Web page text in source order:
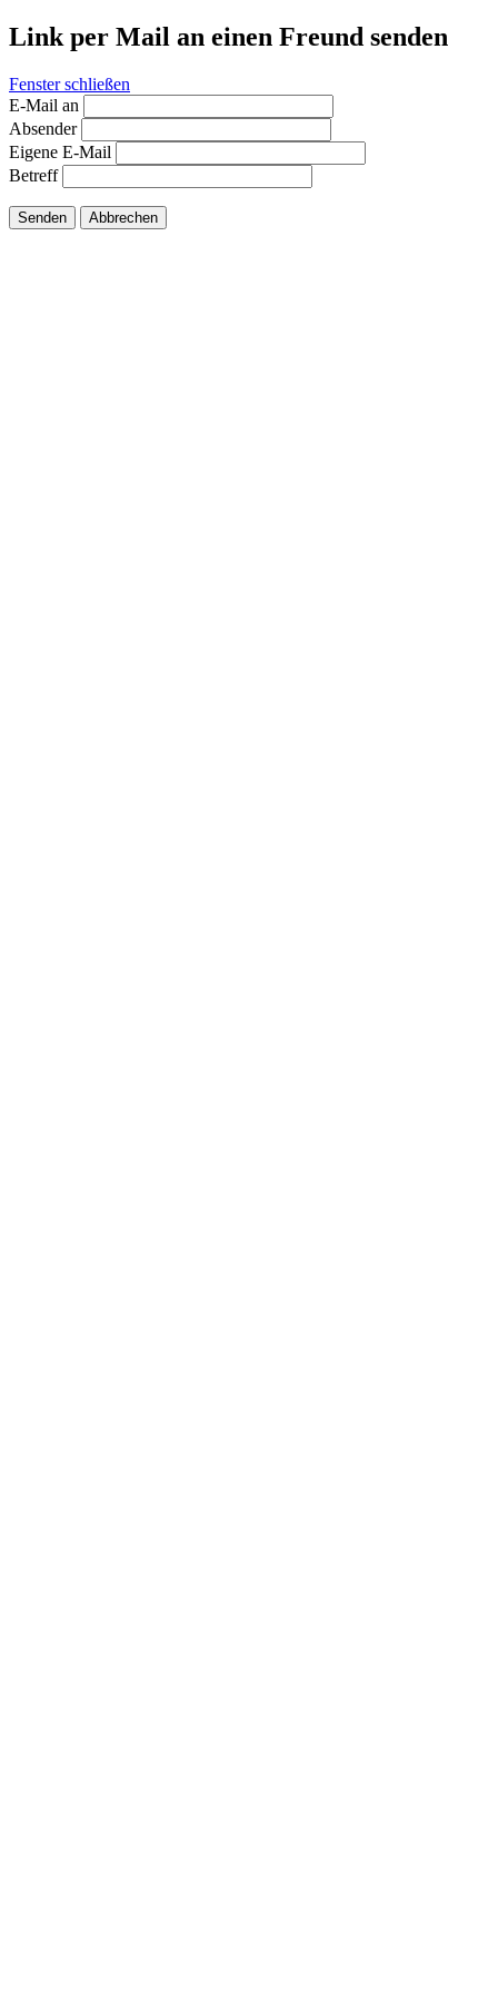
Link per Mail an einen Freund senden
Fenster schließen
E-Mail an
Absender
Eigene E-Mail
Betreff
Senden Abbrechen